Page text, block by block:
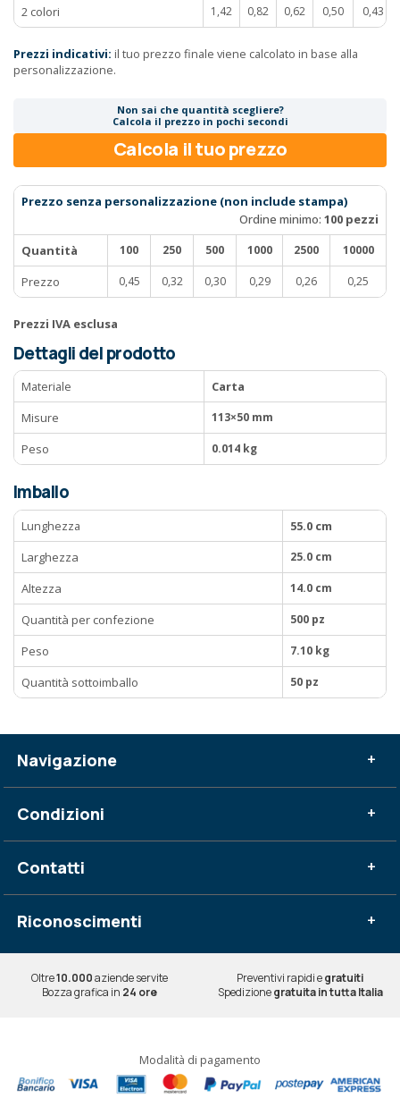
2 colori 1,42 0,82 0,62 0,50 0,43
Prezzi indicativi: il tuo prezzo finale viene calcolato in base alla
personalizzazione.
Non sai che quantità scegliere?
Calcola il prezzo in pochi secondi
Calcola il tuo prezzo
Prezzo senza personalizzazione (non include stampa)
Ordine minimo: 100 pezzi
Quantità
100 250 500 1000 2500 10000
Prezzo 0,45 0,32 0,30 0,29 0,26 0,25
Prezzi IVA esclusa
Dettagli del prodotto
Materiale
Carta
Misure
113×50 mm
Peso 0.014 kg
Imballo
Lunghezza
55.0 cm
Larghezza
25.0 cm
Altezza 14.0 cm
Quantità per confezione 500 pz
Peso 7.10 kg
Quantità sottoimballo 50 pz
Navigazione +
Condizioni +
Contatti +
Riconoscimenti +
Oltre10.000aziende servite Preventivi rapidi egratuiti
Bozza grafica in 24 ore Spedizionegratuita in tutta Italia
Modalità di pagamento